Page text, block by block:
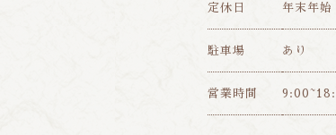
定休日 年末年始
駐車場 あり
営業時間